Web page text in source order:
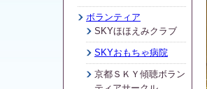
ボランティア
SKYほほえみクラブ
SKYおもちゃ病院
京都ＳＫＹ傾聴ボラン